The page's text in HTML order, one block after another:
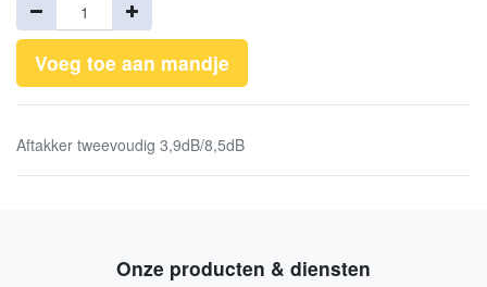
Voeg toe aan mandje
Aftakker tweevoudig 3,9dB/8,5dB
Onze producten & diensten